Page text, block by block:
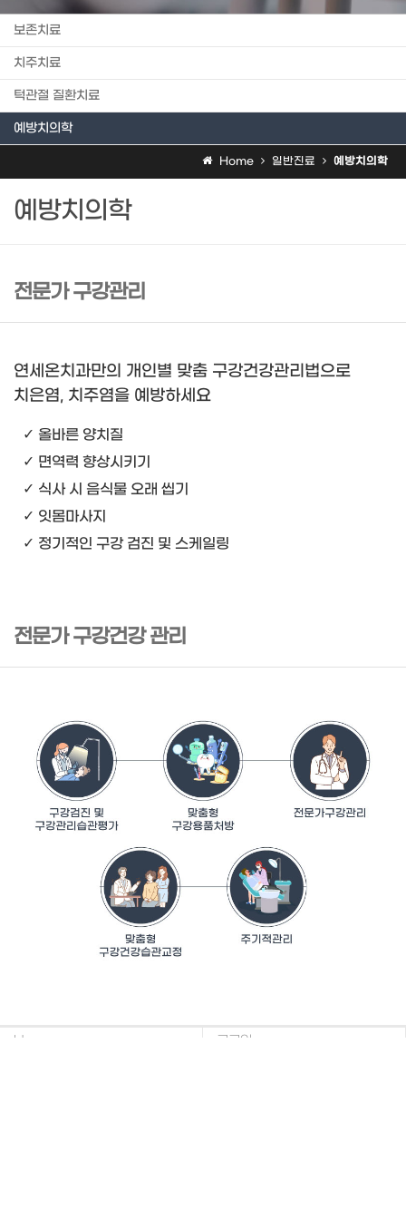
보존치료
치주치료
턱관절 질환치료
예방치의학
Home 일반진료 예방치의학
예방치의학
전문가 구강관리
연세온치과만의 개인별 맞춤 구강건강관리법으로
치은염, 치주염을 예방하세요
✓ 올바른 양치질
✓ 면역력 향상시키기
✓ 식사 시 음식물 오래 씹기
✓ 잇몸마사지
✓ 정기적인 구강 검진 및 스케일링
전문가 구강건강 관리
Home
로그인